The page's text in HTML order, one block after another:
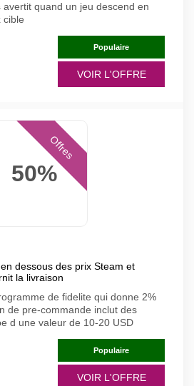
avertit quand un jeu descend en
cible
Populaire
VOIR L'OFFRE
50%
Offres
dessous des prix Steam et
la livraison
de fidelite qui donne 2%
de pre-commande inclut des
d une valeur de 10-20 USD
Populaire
VOIR L'OFFRE